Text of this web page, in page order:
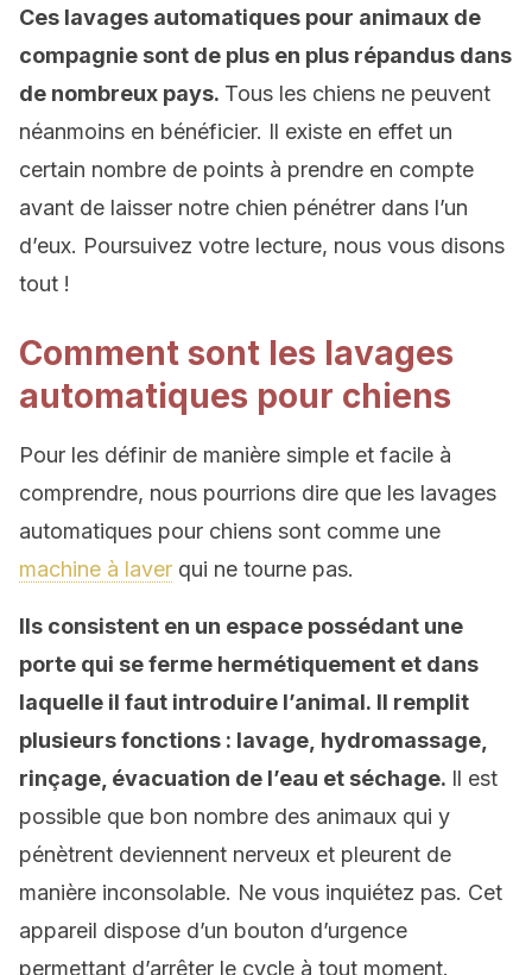
Ces lavages automatiques pour animaux de
compagnie sont de plus en plus répandus dans
de nombreux pays. Tous les chiens ne peuvent
néanmoins en bénéficier. Il existe en effet un
certain nombre de points à prendre en compte
avant de laisser notre chien pénétrer dans l’un
d’eux. Poursuivez votre lecture, nous vous disons
tout !
Comment sont les lavages
automatiques pour chiens
Pour les définir de manière simple et facile à
comprendre, nous pourrions dire que les lavages
automatiques pour chiens sont comme une
machine à laver qui ne tourne pas.
Ils consistent en un espace possédant une
porte qui se ferme hermétiquement et dans
laquelle il faut introduire l’animal. Il remplit
plusieurs fonctions : lavage, hydromassage,
rinçage, évacuation de l’eau et séchage. Il est
possible que bon nombre des animaux qui y
pénètrent deviennent nerveux et pleurent de
manière inconsolable. Ne vous inquiétez pas. Cet
appareil dispose d’un bouton d’urgence
permettant d’arrêter le cycle à tout moment.